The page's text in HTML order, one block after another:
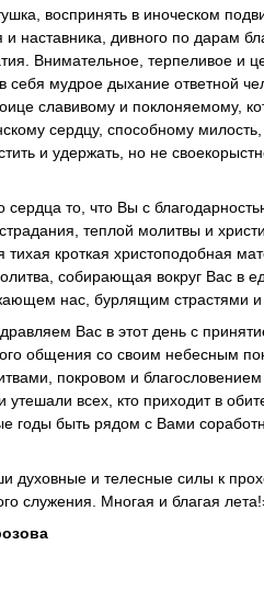
воспринять в иноческом
и наставника, дивного по дарам
Внимательное, терпеливое и
себя мудрое дыхание ответной
славивому и поклоняемому,
сердцу, способному
и удержать, но не
то, что Вы с
теплой молитвы и
кроткая христоподобная
собирающая вокруг Вас в
нас, бурлящим страстями
Вас в этот день с
общения со своим небесным
покровом и
утешали всех, кто приходит в
годы быть рядом с Вами
духовные и телесные силы к
служения. Многая и благая